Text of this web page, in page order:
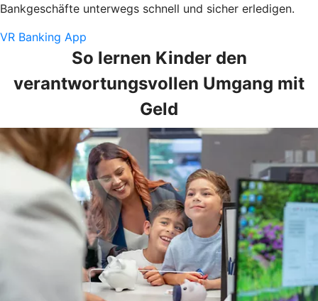
Bankgeschäfte unterwegs schnell und sicher erledigen.
VR Banking App
So lernen Kinder den
verantwortungsvollen Umgang mit
Geld